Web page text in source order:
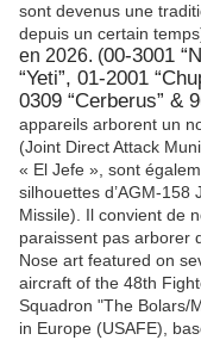
sont devenus une
depuis un certain
en 2026. (00-3001
“Yeti”, 01-2001
0309 “Cerberus” &
appareils arborent un
(Joint Direct Attack
« El Jefe », sont
silhouettes d’AGM-158
Missile). Il convient de
paraissent pas arborer
Nose art featured on
aircraft of the 48th
Squadron "The Bolars/
in Europe (USAFE),